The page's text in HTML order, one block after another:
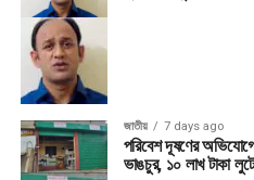
জাতীয় 7 days ago
পরিবেশ দূষণের
ভাঙচুর, ১০ লাখ টাকা